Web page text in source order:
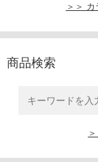
＞＞
商品検索